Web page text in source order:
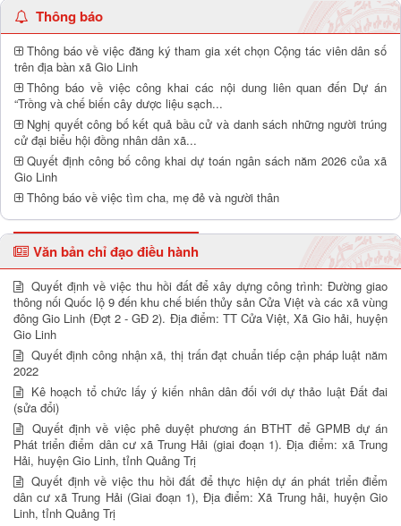
Thông báo
Thông báo về việc đăng ký tham gia xét chọn Cộng tác viên dân số
trên địa bàn xã Gio Linh
Thông báo về việc công khai các nội dung liên quan đến Dự án
“Trồng và chế biến cây dược liệu sạch...
Nghị quyết công bố kết quả bầu cử và danh sách những người trúng
cử đại biểu hội đồng nhân dân xã...
Quyết định công bố công khai dự toán ngân sách năm 2026 của xã
Gio Linh
Thông báo về việc tìm cha, mẹ đẻ và người thân
Văn bản chỉ đạo điều hành
Quyết định về việc thu hồi đất để xây dựng công trình: Đường giao
thông nối Quốc lộ 9 đến khu chế biến thủy sản Cửa Việt và các xã vùng
đông Gio Linh (Đợt 2 - GĐ 2). Địa điểm: TT Cửa Việt, Xã Gio hải, huyện
Gio Linh
Quyết định công nhận xã, thị trấn đạt chuẩn tiếp cận pháp luật năm
2022
Kê hoạch tổ chức lấy ý kiến nhân dân đối với dự thảo luật Đất đai
(sửa đổi)
Quyết định về việc phê duyệt phương án BTHT để GPMB dự án
Phát triển điểm dân cư xã Trung Hải (giai đoạn 1). Địa điểm: xã Trung
Hải, huyện Gio Linh, tỉnh Quảng Trị
Quyết định về việc thu hồi đất để thực hiện dự án phát triển điểm
dân cư xã Trung Hải (Giai đoạn 1), Địa điểm: Xã Trung hải, huyện Gio
Linh, tỉnh Quảng Trị